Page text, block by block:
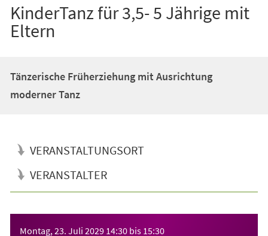
KinderTanz für 3,5- 5 Jährige mit
Eltern
Tänzerische Früherziehung mit Ausrichtung
moderner Tanz
VERANSTALTUNGSORT
VERANSTALTER
Montag, 23. Juli 2029 14:30 bis 15:30